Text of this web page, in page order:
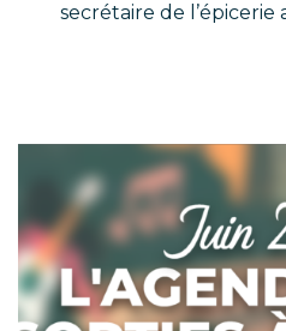
secrétaire de l’épicerie